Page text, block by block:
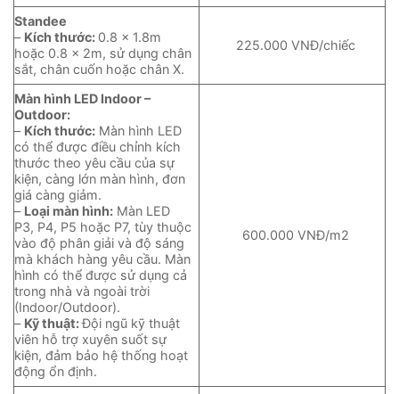
Standee
– Kích thước: 0.8 x 1.8m
hoặc 0.8 x 2m, sử dụng chân
sắt, chân cuốn hoặc chân X.
225.000 VNĐ/chiếc
Màn hình LED Indoor –
Outdoor:
– Kích thước: Màn hình LED
có thể được điều chỉnh kích
thước theo yêu cầu của sự
kiện, càng lớn màn hình, đơn
giá càng giảm.
– Loại màn hình: Màn LED
P3, P4, P5 hoặc P7, tùy thuộc
vào độ phân giải và độ sáng
mà khách hàng yêu cầu. Màn
hình có thể được sử dụng cả
trong nhà và ngoài trời
(Indoor/Outdoor).
– Kỹ thuật:Đội ngũ kỹ thuật
viên hỗ trợ xuyên suốt sự
kiện, đảm bảo hệ thống hoạt
động ổn định.
600.000 VNĐ/m2